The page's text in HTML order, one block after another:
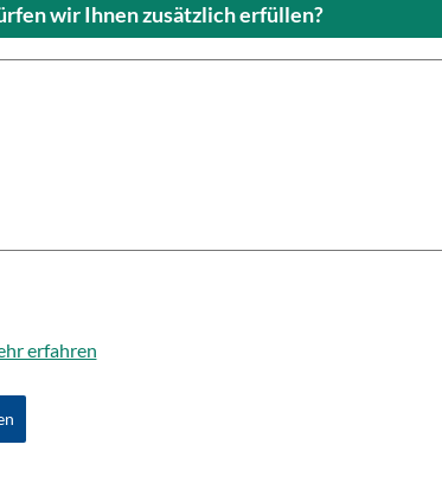
wir Ihnen zusätzlich erfüllen?
erfahren